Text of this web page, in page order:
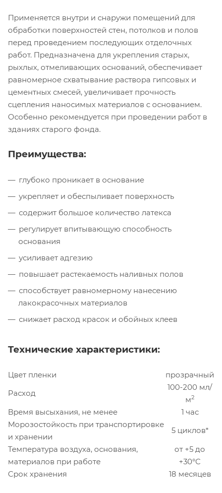
Применяется внутри и снаружи помещений для
обработки поверхностей стен, потолков и полов
перед проведением последующих отделочных
работ. Предназначена для укрепления старых,
рыхлых, отмеливающих оснований, обеспечивает
равномерное схватывание раствора гипсовых и
цементных смесей, увеличивает прочность
сцепления наносимых материалов с основанием.
Особенно рекомендуется при проведении работ в
зданиях старого фонда.
Преимущества:
глубоко проникает в основание
укрепляет и обеспыливает поверхность
содержит большое количество латекса
регулирует впитывающую способность
основания
усиливает адгезию
повышает растекаемость наливных полов
способствует равномерному нанесению
лакокрасочных материалов
снижает расход красок и обойных клеев
Технические характеристики:
Цвет пленки
прозрачный
Расход
100-200 мл/
м2
Время высыхания, не менее
1 час
Морозостойкость при транспортировке
и хранении
5 циклов*
Температура воздуха, основания,
материалов при работе
от +5 до
+30°С
Срок хранения
18 месяцев